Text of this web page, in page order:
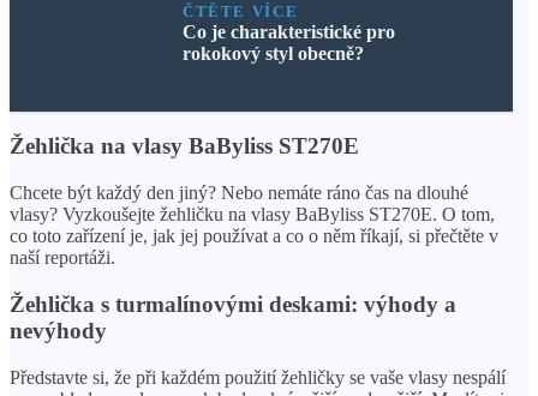
ČTĚTE VÍCE
Co je charakteristické pro
rokokový styl obecně?
Žehlička na vlasy BaByliss ST270E
Chcete být každý den jiný? Nebo nemáte ráno čas na dlouhé
vlasy? Vyzkoušejte žehličku na vlasy BaByliss ST270E. O tom,
co toto zařízení je, jak jej používat a co o něm říkají, si přečtěte v
naší reportáži.
Žehlička s turmalínovými deskami: výhody a
nevýhody
Představte si, že při každém použití žehličky se vaše vlasy nespálí